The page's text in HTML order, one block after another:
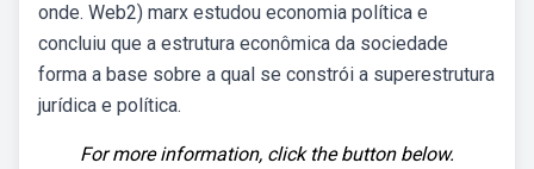
onde. Web2) marx estudou economia política e
concluiu que a estrutura econômica da sociedade
forma a base sobre a qual se constrói a superestrutura
jurídica e política.
For more information, click the button below.